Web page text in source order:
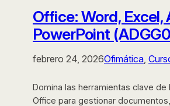
Office: Word, Excel,
PowerPoint
febrero 24, 2026Ofimática
Domina las herramientas clave de
Office para gestionar